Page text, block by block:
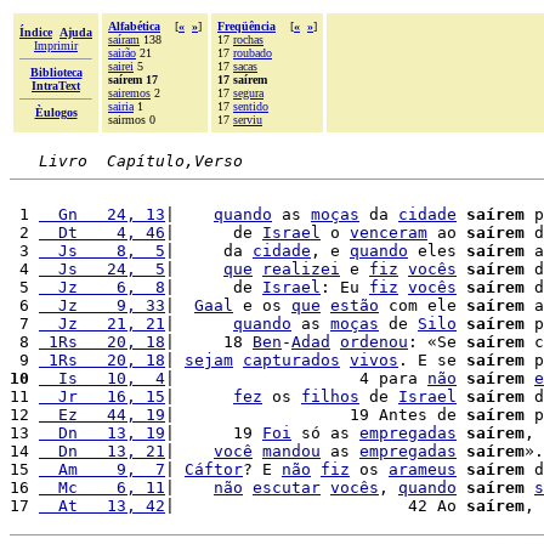
Índice
Ajuda
Imprimir
Biblioteca
IntraText
Èulogos
Alfabética [« »]
saíram 138
sairão 21
sairei 5
saírem 17
sairemos 2
sairia 1
sairmos 0
Freqüência [« »]
17 rochas
17 roubado
17 sacas
17 saírem
17 segura
17 sentido
17 serviu
Livro  Capítulo,Verso
1
  Gn   24, 13
quando as moças da cidade saírem
2
  Dt    4, 46
|      de Israel o venceram ao saírem
3
  Js    8,  5
|     da cidade , e quando eles saírem
4
  Js   24,  5
que realizei e fiz vocês saírem
5
  Jz    6,  8
|      de Israel : Eu fiz vocês saírem
6
  Jz    9, 33
Gaal e os que estão com ele saírem
7
  Jz   21, 21
quando as moças de Silo saírem
8
1Rs   20, 18 |     18 Ben -Adad ordenou : «Se saírem
9
1Rs   20, 18 sejam capturados vivos . E se saírem
10
  Is   10,  4
|                   4 para não saírem
11
  Jr   16, 15
fez os filhos de Israel saírem
12
  Ez   44, 19
|                  19 Antes de saírem
13
  Dn   13, 19
|      19 Foi só as empregadas saírem ,
14
  Dn   13, 21
você mandou as empregadas saírem».
15
  Am    9,  7
Cáftor? E não fiz os arameus saírem
16
  Mc    6, 11
não escutar vocês , quando saírem
17
  At   13, 42
|                        42 Ao saírem ,